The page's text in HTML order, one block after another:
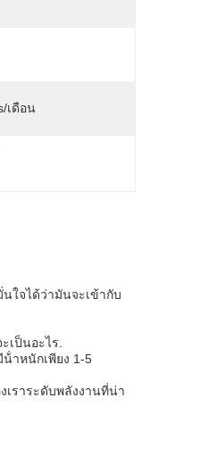
เดือน
ใจได้ว่ามันจะเข้ากับ
เป็นอะไร.
าหนักเพียง 1-5
เราระดับพลังงานที่น่า